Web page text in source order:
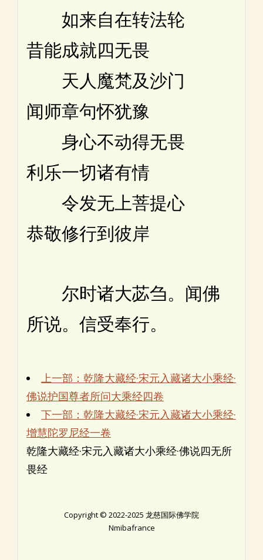
如来自在转法轮
昔能成就四无畏
天人魔梵及沙门
闻师章句怀犹豫
身心不动得无畏
利乐一切诸有情
令发无上菩提心
恭敬修行到彼岸
尔时诸大苾刍。闻佛
所说。信受奉行。
上一部：乾隆大藏经·宋元入藏诸大小乘经·
佛说护国尊者所问大乘经四卷
下一部：乾隆大藏经·宋元入藏诸大小乘经·
增慧陀罗尼经一卷
乾隆大藏经·宋元入藏诸大小乘经·佛说四无所
畏经
Copyright © 2022-2025 龙慈国际佛学院
Nmibafrance